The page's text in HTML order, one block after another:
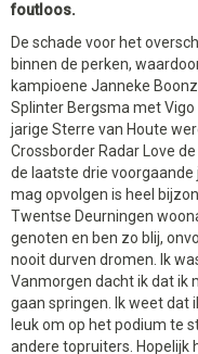
foutloos.
De schade voor het
binnen de perken,
kampioene Janneke
Splinter Bergsma met Vigo
jarige Sterre van Houte
Crossborder Radar Love
de laatste drie voorgaande
mag opvolgen is heel
Twentse Deurningen
genoten en ben zo blij,
nooit durven dromen. Ik
Vanmorgen dacht ik dat ik
gaan springen. Ik weet dat
leuk om op het podium te
andere topruiters. Hopelijk